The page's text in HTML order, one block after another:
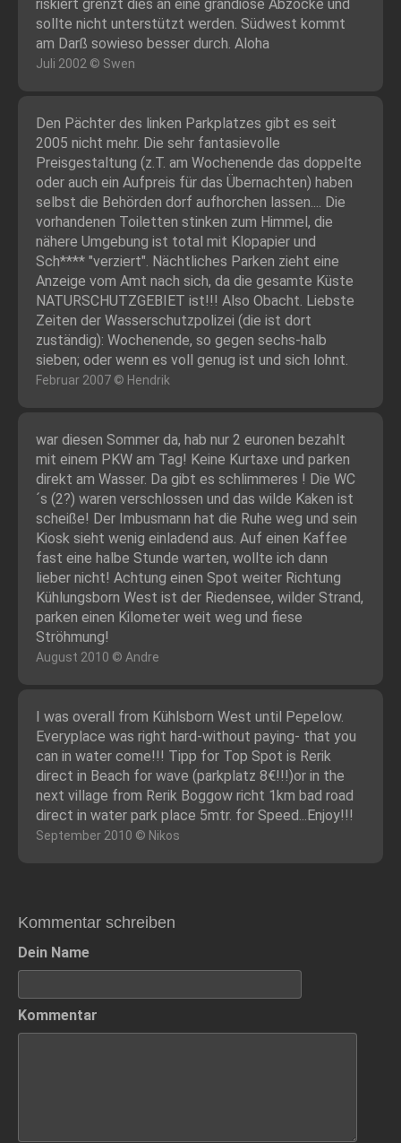
riskiert grenzt dies an eine grandiose Abzocke und
sollte nicht unterstützt werden. Südwest kommt
am Darß sowieso besser durch. Aloha
Juli 2002 © Swen
Den Pächter des linken Parkplatzes gibt es seit
2005 nicht mehr. Die sehr fantasievolle
Preisgestaltung (z.T. am Wochenende das doppelte
oder auch ein Aufpreis für das Übernachten) haben
selbst die Behörden dorf aufhorchen lassen.... Die
vorhandenen Toiletten stinken zum Himmel, die
nähere Umgebung ist total mit Klopapier und
Sch**** "verziert". Nächtliches Parken zieht eine
Anzeige vom Amt nach sich, da die gesamte Küste
NATURSCHUTZGEBIET ist!!! Also Obacht. Liebste
Zeiten der Wasserschutzpolizei (die ist dort
zuständig): Wochenende, so gegen sechs-halb
sieben; oder wenn es voll genug ist und sich lohnt.
Februar 2007 © Hendrik
war diesen Sommer da, hab nur 2 euronen bezahlt
mit einem PKW am Tag! Keine Kurtaxe und parken
direkt am Wasser. Da gibt es schlimmeres ! Die WC
´s (2?) waren verschlossen und das wilde Kaken ist
scheiße! Der Imbusmann hat die Ruhe weg und sein
Kiosk sieht wenig einladend aus. Auf einen Kaffee
fast eine halbe Stunde warten, wollte ich dann
lieber nicht! Achtung einen Spot weiter Richtung
Kühlungsborn West ist der Riedensee, wilder Strand,
parken einen Kilometer weit weg und fiese
Ströhmung!
August 2010 © Andre
I was overall from Kühlsborn West until Pepelow.
Everyplace was right hard-without paying- that you
can in water come!!! Tipp for Top Spot is Rerik
direct in Beach for wave (parkplatz 8€!!!)or in the
next village from Rerik Boggow richt 1km bad road
direct in water park place 5mtr. for Speed...Enjoy!!!
September 2010 © Nikos
Kommentar schreiben
Dein Name
Kommentar